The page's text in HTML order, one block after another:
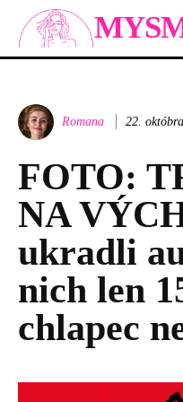
Romana 22.
FOTO:
NA
ukradli
nich len
chlapec